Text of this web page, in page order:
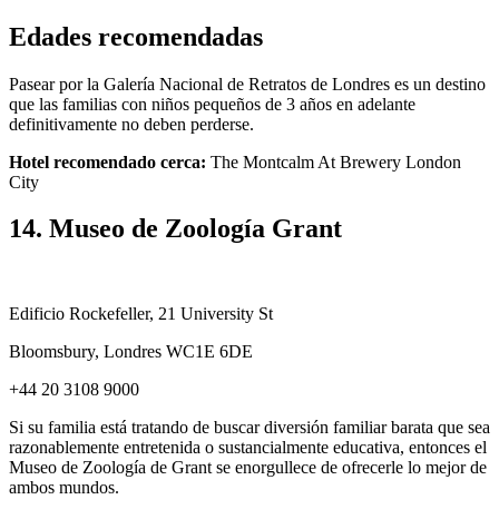
Edades recomendadas
Pasear por la Galería Nacional de Retratos de Londres es un destino
que las familias con niños pequeños de 3 años en adelante
definitivamente no deben perderse.
Hotel recomendado cerca: The Montcalm At Brewery London
City
14. Museo de Zoología Grant
Edificio Rockefeller, 21 University St
Bloomsbury, Londres WC1E 6DE
+44 20 3108 9000
Si su familia está tratando de buscar diversión familiar barata que sea
razonablemente entretenida o sustancialmente educativa, entonces el
Museo de Zoología de Grant se enorgullece de ofrecerle lo mejor de
ambos mundos.